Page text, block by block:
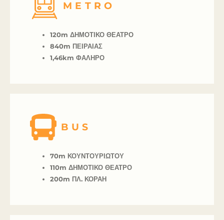
METRO
120m ΔΗΜΟΤΙΚΟ ΘΕΑΤΡΟ
840m ΠΕΙΡΑΙΑΣ
1,46km ΦΑΛΗΡΟ
BUS
70m ΚΟΥΝΤΟΥΡΙΩΤΟΥ
110m ΔΗΜΟΤΙΚΟ ΘΕΑΤΡΟ
200m ΠΛ. ΚΟΡΑΗ